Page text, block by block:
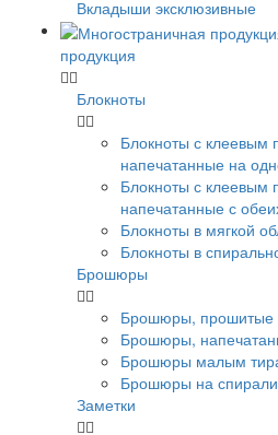
Вкладыши эксклюзивные
продукция
Блокноты
Блокноты с клеевым
напечатанные на
Блокноты с клеевым
напечатанные с
Блокноты в мягкой
Блокноты в
Брошюры
Брошюры, прошитые
Брошюры,
Брошюры малым
Брошюры на спирали
Заметки